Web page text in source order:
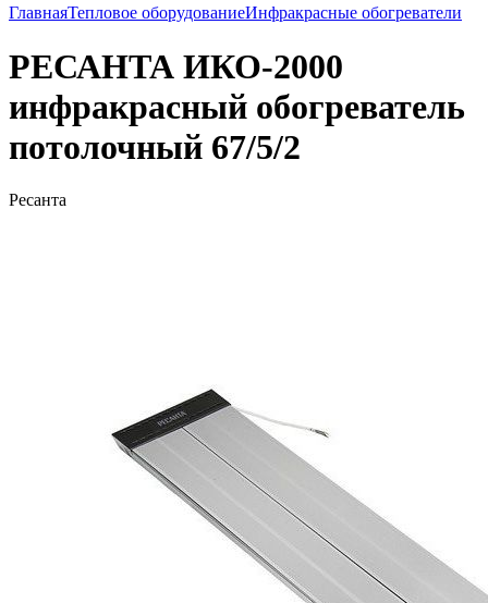
ГлавнаяТепловое оборудованиеИнфракрасные обогреватели
РЕСАНТА ИКО-2000
инфракрасный обогреватель
потолочный 67/5/2
Ресанта